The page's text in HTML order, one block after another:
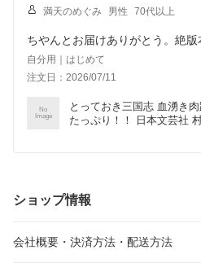
満天のめぐみ 男性 70代以上
ちやんとお届けありがとう。絶版
自分用｜はじめて
注文日：2026/07/11
No
Image
とっておき三国志 血湧き
たっぷり！！ 日本文芸社
ショップ情報
会社概要・決済方法・配送方法